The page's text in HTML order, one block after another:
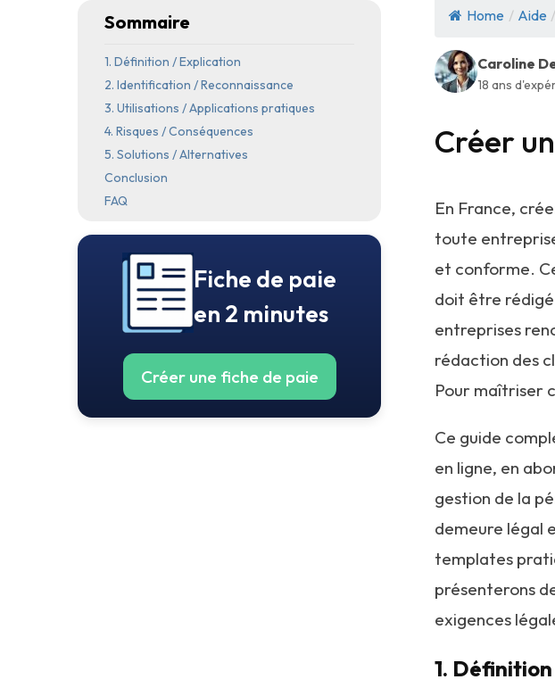
Sommaire
1. Définition / Explication
2. Identification / Reconnaissance
3. Utilisations / Applications pratiques
4. Risques / Conséquences
5. Solutions / Alternatives
Conclusion
FAQ
Fiche de paie
en 2 minutes
Créer une fiche de paie
Créer
Home / Aide /
Caroline
18 ans
En France,
toute
et conforme.
doit être
entreprises
rédaction des
Pour maîtriser
Ce guide
en ligne, en
gestion de la
demeure légal
templates
présenterons
exigences
1.